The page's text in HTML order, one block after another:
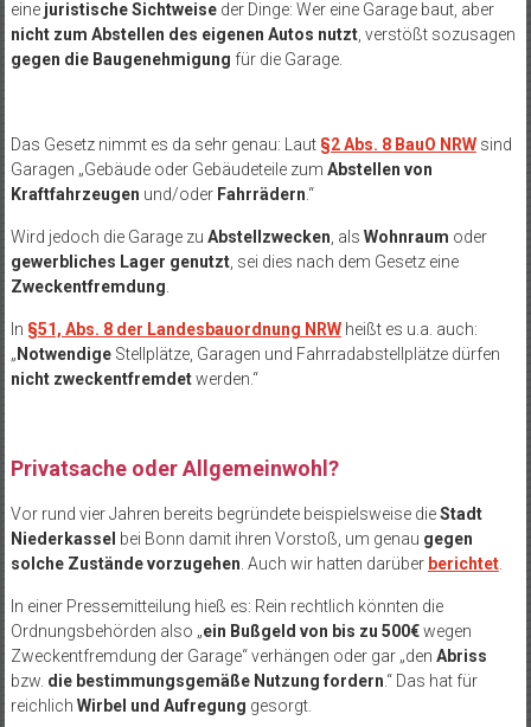
eine juristische Sichtweiseder Dinge: Wer eine Garage baut, aber
nicht zum Abstellen des eigenen Autos nutzt, verstößt sozusagen
gegen die Baugenehmigung für die Garage.
Das Gesetz nimmt es da sehr genau: Laut §2 Abs. 8 BauO NRWsind
Garagen „Gebäude oder Gebäudeteile zum Abstellen von
Kraftfahrzeugen und/oder Fahrrädern .“
Wird jedoch die Garage zu Abstellzwecken , als Wohnraum oder
gewerbliches Lager genutzt, sei dies nach dem Gesetz eine
Zweckentfremdung
In §51, Abs. 8 der Landesbauordnung NRWheißt es u.a. auch:
„ NotwendigeStellplätze, Garagen und Fahrradabstellplätze dürfen
nicht zweckentfremdetwerden.“
Privatsache oder Allgemeinwohl?
Vor rund vier Jahren bereits begründete beispielsweise dieStadt
Niederkassel bei Bonn damit ihren Vorstoß, um genau gegen
solche Zustände vorzugehen . Auch wir hatten darüber berichtet.
In einer Pressemitteilung hieß es: Rein rechtlich könnten die
Ordnungsbehörden also „ein Bußgeld von bis zu 500€wegen
Zweckentfremdung der Garage“ verhängen oder gar „den Abriss
bzw. die bestimmungsgemäße Nutzung fordern .“ Das hat für
reichlich Wirbel und Aufregung gesorgt.